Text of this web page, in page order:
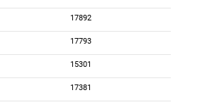
17892
17793
15301
17381